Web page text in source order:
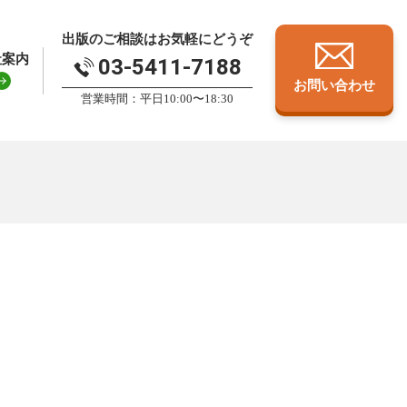
内
出版のご相談はお気軽にどうぞ
03-5411-7188
営業時間：平日10:00〜18:30
お問い合わせ